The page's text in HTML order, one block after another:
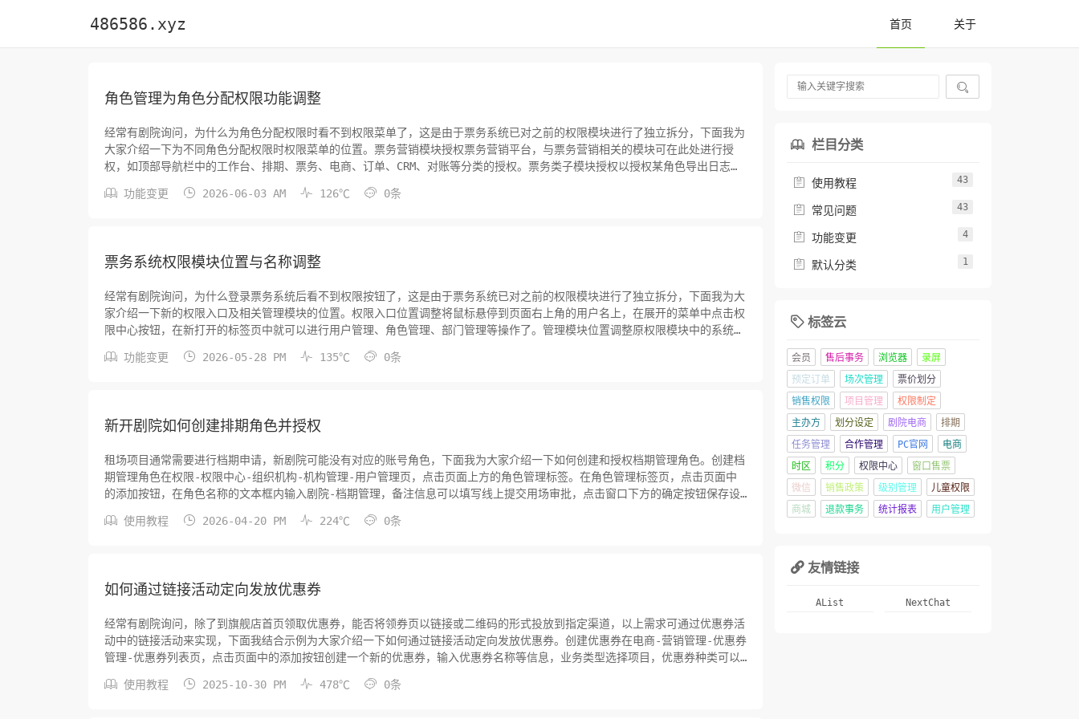
486586.xyz 首页 关于
角色管理为角色分配权限功能调整
经常有剧院询问，为什么为角色分配权限时看不到权限菜单了，这是由于票务系统已对之前的权限模块进行了独立拆分，下面我为
大家介绍一下为不同角色分配权限时权限菜单的位置。票务营销模块授权票务营销平台，与票务营销相关的模块可在此处进行授
权，如顶部导航栏中的工作台、排期、票务、电商、订单、CRM、对账等分类的授权。票务类子模块授权以授权某角色导出日志权
存设置。机构管理模块授权机构管理<公共>，与权限中心相关的模块可在此处进行授权，如用户管理、角色管理、部门管理、...
 功能变更  2026-06-03 AM  126℃  0条
票务系统权限模块位置与名称调整
经常有剧院询问，为什么登录票务系统后看不到权限按钮了，这是由于票务系统已对之前的权限模块进行了独立拆分，下面我为大
家介绍一下新的权限入口及相关管理模块的位置。权限入口位置调整将鼠标悬停到页面右上角的用户名上，在展开的菜单中点击权
限中心按钮，在新打开的标签页中就可以进行用户管理、角色管理、部门管理等操作了。管理模块位置调整原权限模块中的系统管
进行导出日志、创建新的儿童权限、消息管理等操作。主办方和代理商机构权限模块的位置与剧院相同。常用功能中的机构入口不
 功能变更  2026-05-28 PM  135℃  0条
新开剧院如何创建排期角色并授权
租场项目通常需要进行档期申请，新剧院可能没有对应的账号角色，下面我为大家介绍一下如何创建和授权档期管理角色。创建档
期管理角色在权限-权限中心-组织机构-机构管理-用户管理页，点击页面上方的角色管理标签。在角色管理标签页，点击页面中
的添加按钮，在角色名称的文本框内输入剧院-档期管理，备注信息可以填写线上提交用场审批，点击窗口下方的确定按钮保存设
开排期分类下的各级菜单查看是否均已勾选，查验无误后点击页面上方的保存操作按钮保存设置。授权档期管理角色回到用户管理
 使用教程  2026-04-20 PM  224℃  0条
如何通过链接活动定向发放优惠券
经常有剧院询问，除了到旗舰店首页领取优惠券，能否将领券页以链接或二维码的形式投放到指定渠道，以上需求可通过优惠券活
动中的链接活动来实现，下面我结合示例为大家介绍一下如何通过链接活动定向发放优惠券。创建优惠券在电商-营销管理-优惠券
管理-优惠券列表页，点击页面中的添加按钮创建一个新的优惠券，输入优惠券名称等信息，业务类型选择项目，优惠券种类可以
多少天内可用，补贴方选择剧院，点击页面底部的保存按钮保存设置。在优惠券列表页找到刚才创建的这个优惠券，检查优惠券类
 使用教程  2025-10-30 PM  478℃  0条

 栏目分类
 使用教程 43
 常见问题 43
 功能变更 4
 默认分类 1
 标签云
会员 售后事务 浏览器
录屏
预定订单
场次管理
票价划分
销售权限
项目管理
权限制定
主办方
划分设定 剧院电商
排期
任务管理
合作管理 PC官网
电商
时区
积分 权限中心
窗口售票
微信
销售政策 级别管理
儿童权限
商城
退款事务 统计报表 用户管理
 友情链接
AList NextChat